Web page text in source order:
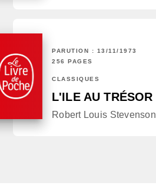
PARUTION : 13/11/1973
256 PAGES
CLASSIQUES
L'ILE AU TRÉSOR
Robert Louis Stevenson